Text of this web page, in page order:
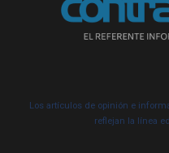
Los artículos de opinión e
reflejan la línea